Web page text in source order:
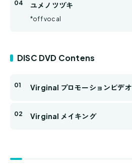
ユメノツヅキ
*off vocal
DISC DVD Contens
Virginal プロモーションビデオ
Virginal メイキング